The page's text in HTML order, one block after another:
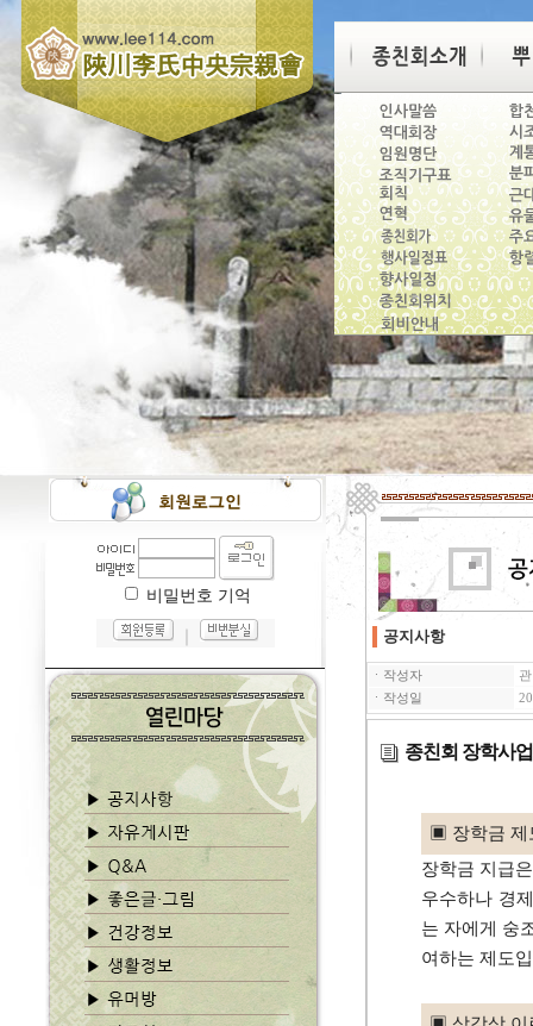
비밀번호 기억
공지사항
ㆍ작성자
ㆍ작성일
종친회 장학사
▣ 장학금 제
장학금 지급
우수하나 경
는 자에게 숭
여하는 제도